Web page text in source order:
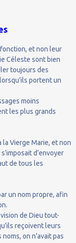
et non leur
Céleste sont bien
toujours des
portent un
moins
les plus grands
la Vierge Marie, et non
d’envoyer
de tous les
un nom propre, afin
de Dieu tout-
reçoivent leurs
on n’avait pas